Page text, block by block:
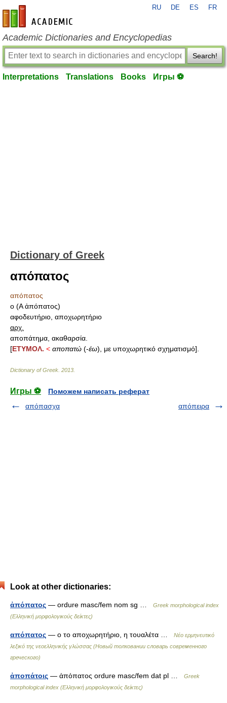
en-academic.com
RU DE ES FR
Academic Dictionaries and Encyclopedias
Search!
Interpretations Translations Books Игры ⚽
Dictionary of Greek
απόπατος
απόπατος
ο (Α ἀπόπατος)
αφοδευτήριο, αποχωρητήριο
αρχ.
αποπάτημα, ακαθαρσία.
[ΕΤΥΜΟΛ. < αποπατώ (-έω), με υποχωρητικό σχηματισμό].
Dictionary of Greek 2013
Игры ⚽
Поможем написать реферат
απόπασχα
απόπειρα
Look at other dictionaries:
ἀπόπατος — ordure masc/fem nom sg …
Greek morphological index
(Ελληνική μορφολογικούς δείκτες)
απόπατος — ο το αποχωρητήριο, η τουαλέτα …
Νέο ερμηνευτικό
λεξικό της νεοελληνικής γλώσσας (Новый толковании словарь современного
греческого)
ἀποπάτοις — ἀπόπατος ordure masc/fem dat pl …
Greek
morphological index (Ελληνική μορφολογικούς δείκτες)